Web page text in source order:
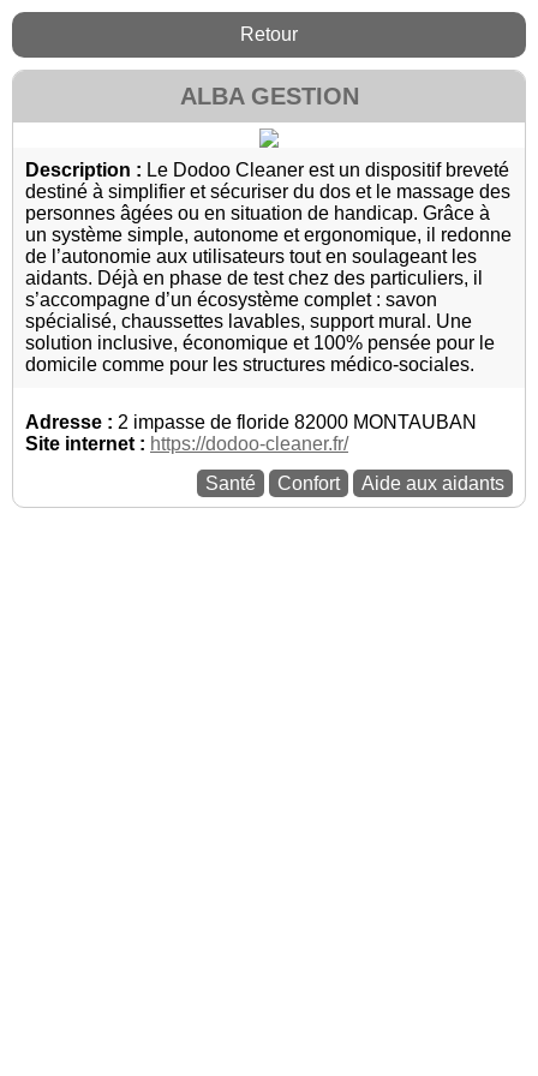
Retour
ALBA GESTION
Description : Le Dodoo Cleaner est un dispositif breveté
destiné à simplifier et sécuriser du dos et le massage des
personnes âgées ou en situation de handicap. Grâce à
un système simple, autonome et ergonomique, il redonne
de l’autonomie aux utilisateurs tout en soulageant les
aidants. Déjà en phase de test chez des particuliers, il
s’accompagne d’un écosystème complet : savon
spécialisé, chaussettes lavables, support mural. Une
solution inclusive, économique et 100% pensée pour le
domicile comme pour les structures médico-sociales.
Adresse : 2 impasse de floride 82000 MONTAUBAN
Site internet : https://dodoo-cleaner.fr/
Santé
Confort Aide aux aidants